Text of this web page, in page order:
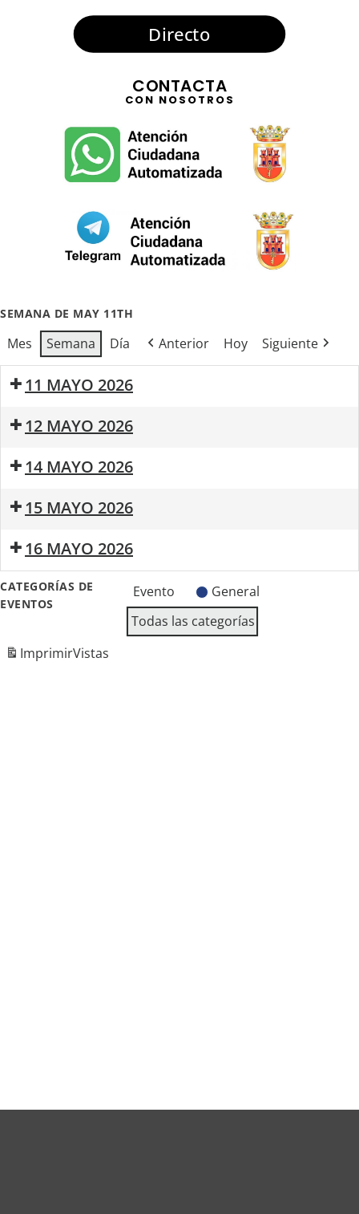
Directo
CONTACTA
CON NOSOTROS
SEMANA DE MAY 11TH
Mes Semana Día Anterior Hoy Siguiente
11 MAYO 2026
Mañana
Saludable
Concurso
Fotografia
12 MAYO 2026
Mañana
Saludable
Mañana
Saludable
14 MAYO 2026
Mañana
Saludable
15 MAYO 2026
Fiesta
Primavera
Mañana
Saludable
16 MAYO 2026
Cine
Inmersivo
Survival
Zombie
Taller
de
sanar
CATEGORÍAS DE
EVENTOS
Evento
General
Todas las categorías
ImprimirVistas